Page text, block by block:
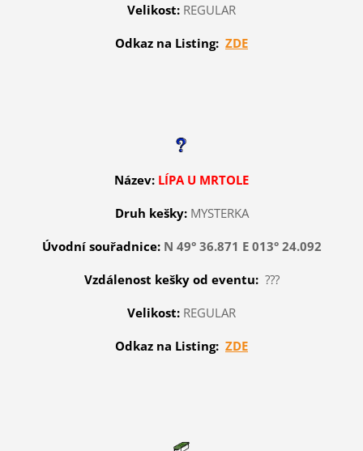
Velikost: REGULAR
Odkaz na Listing: ZDE
Název: LÍPA U MRTOLE
Druh kešky: MYSTERKA
Úvodní souřadnice:N 49° 36.871 E 013° 24.092
Vzdálenost kešky od eventu: ???
Velikost: REGULAR
Odkaz na Listing: ZDE